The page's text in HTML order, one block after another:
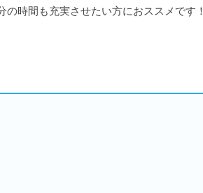
時間も充実させたい方におススメです！